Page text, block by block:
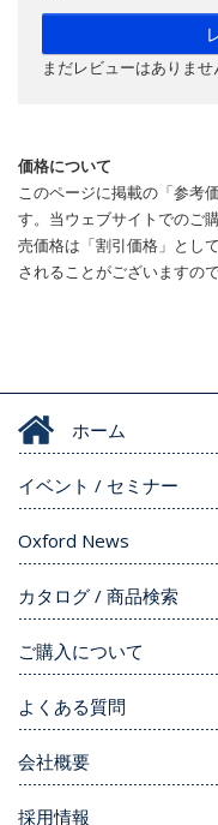
まだレビューはありませ
価格について
このページに掲載の「参考
す。当ウェブサイトでのご
売価格は「割引価格」とし
されることがございますの
ホーム
イベント / セミナー
Oxford News
カタログ / 商品検索
ご購入について
よくある質問
会社概要
採用情報